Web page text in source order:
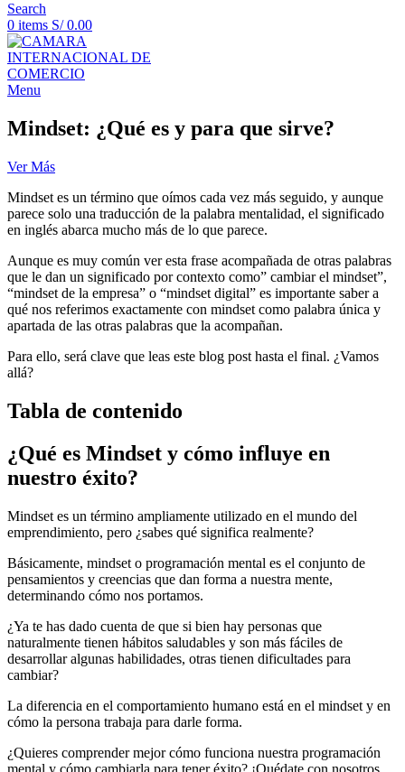
Search
0 items S/0.00
Menu
Mindset: ¿Qué es y para que sirve?
Ver Más
Mindset es un término que oímos cada vez más seguido, y aunque
parece solo una traducción de la palabra mentalidad, el significado
en inglés abarca mucho más de lo que parece.
Aunque es muy común ver esta frase acompañada de otras palabras
que le dan un significado por contexto como” cambiar el mindset”,
“mindset de la empresa” o “mindset digital” es importante saber a
qué nos referimos exactamente con mindset como palabra única y
apartada de las otras palabras que la acompañan.
Para ello, será clave que leas este blog post hasta el final. ¿Vamos
allá?
Tabla de contenido
¿Qué es Mindset y cómo influye en
nuestro éxito?
Mindset es un término ampliamente utilizado en el mundo del
emprendimiento, pero ¿sabes qué significa realmente?
Básicamente, mindset o programación mental es el conjunto de
pensamientos y creencias que dan forma a nuestra mente,
determinando cómo nos portamos.
¿Ya te has dado cuenta de que si bien hay personas que
naturalmente tienen hábitos saludables y son más fáciles de
desarrollar algunas habilidades, otras tienen dificultades para
cambiar?
La diferencia en el comportamiento humano está en el mindset y en
cómo la persona trabaja para darle forma.
¿Quieres comprender mejor cómo funciona nuestra programación
mental y cómo cambiarla para tener éxito? ¡Quédate con nosotros